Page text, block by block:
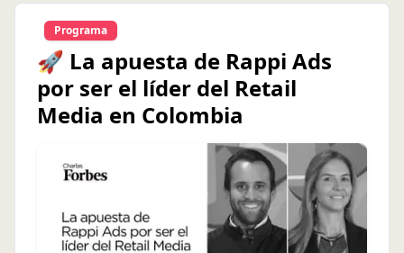
Programa
🚀 La apuesta de Rappi Ads
por ser el líder del Retail
Media en Colombia